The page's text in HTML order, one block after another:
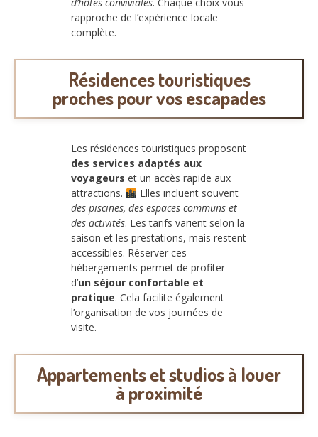
rapproche de l’expérience locale
complète.
Résidences touristiques
proches pour vos escapades
Les résidences touristiques proposent
des services adaptés aux
voyageurs et un accès rapide aux
attractions.
Elles incluent souvent
des piscines, des espaces communs et
des activités. Les tarifs varient selon la
saison et les prestations, mais restent
accessibles. Réserver ces
hébergements permet de profiter
d’un séjour confortable et
pratique. Cela facilite également
l’organisation de vos journées de
visite.
Appartements et studios à louer
à proximité